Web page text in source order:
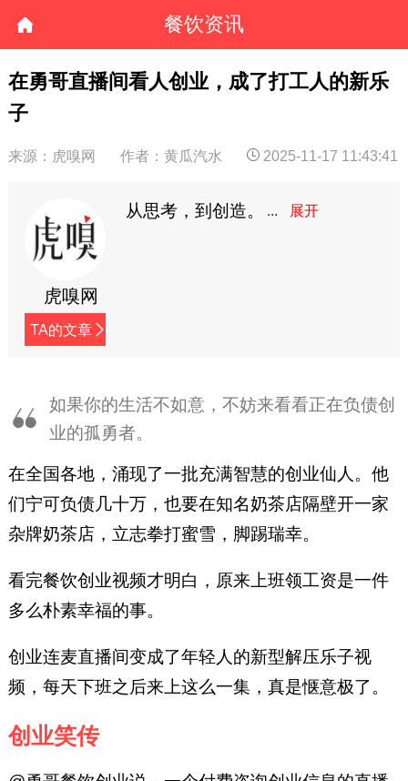
餐饮资讯
在勇哥直播间看人创业，成了打工人的新乐
子
来源：虎嗅网 作者：黄瓜汽水 2025-11-17 11:43:41
虎嗅网
TA的文章
从思考，到创造。
如果你的生活不如意，不妨来看看正在负债创
业的孤勇者。
在全国各地，涌现了一批充满智慧的创业仙人。他
们宁可负债几十万，也要在知名奶茶店隔壁开一家
杂牌奶茶店，立志拳打蜜雪，脚踢瑞幸。
看完餐饮创业视频才明白，原来上班领工资是一件
多么朴素幸福的事。
创业连麦直播间变成了年轻人的新型解压乐子视
频，每天下班之后来上这么一集，真是惬意极了。
创业笑传